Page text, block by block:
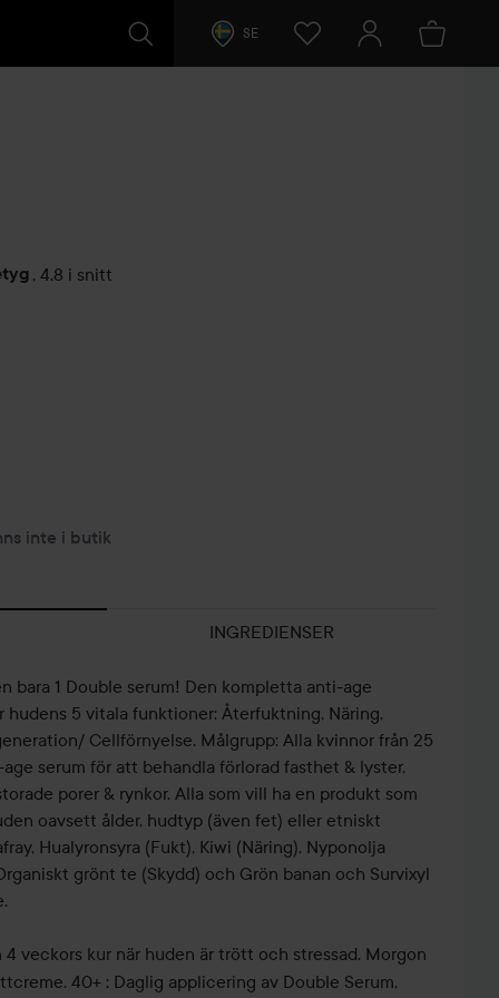
SE
, 4.8 i snitt
inte i butik
INGREDIENSER
bara 1 Double serum! Den kompletta anti-age
hudens 5 vitala funktioner: Återfuktning, Näring,
Cellförnyelse. Målgrupp: Alla kvinnor från 25
serum för att behandla förlorad fasthet & lyster,
porer & rynkor. Alla som vill ha en produkt som
oavsett ålder, hudtyp (även fet) eller etniskt
Hualyronsyra (Fukt), Kiwi (Näring), Nyponolja
grönt te (Skydd) och Grön banan och Survixyl
4 veckors kur när huden är trött och stressad. Morgon
40+ : Daglig applicering av Double Serum,